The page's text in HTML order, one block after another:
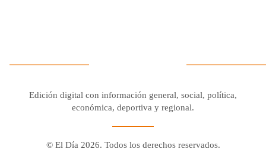
Edición digital con información general, social, política,
económica, deportiva y regional.
© El Día 2026. Todos los derechos reservados.